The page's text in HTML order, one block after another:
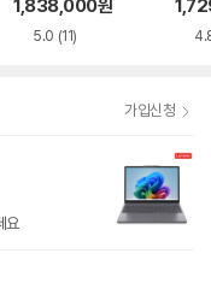
1,838,000원
5.0 (11)
가입신청
요